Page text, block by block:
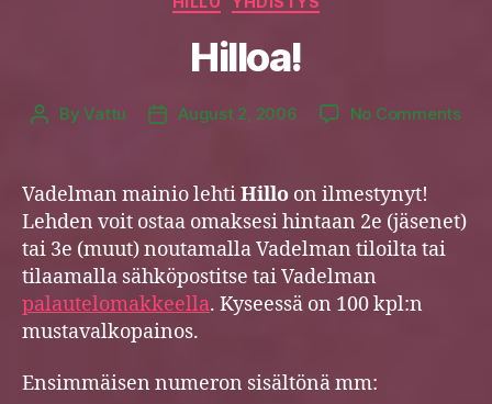
Hilloa!
PostByVattu
PostAugust 2, 2006 No Commentson
Vadelman mainio lehtiHillo on ilmestynyt!
Lehden voit ostaa omaksesi hintaan 2e (jäsenet)
tai 3e (muut) noutamalla Vadelman tiloilta tai
tilaamalla sähköpostitse tai Vadelman
palautelomakkeella. Kyseessä on 100 kpl:n
mustavalkopainos.
Ensimmäisen numeron sisältönä mm: